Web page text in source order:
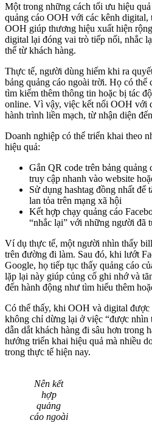
Một trong những cách tối ưu hiệu
quảng cáo OOH với các kênh
OOH giúp thương hiệu xuất hiện
digital lại đóng vai trò tiếp nối, nhắc
thể từ khách hàng.
Thực tế, người dùng hiếm khi ra
bảng quảng cáo ngoài trời. Họ có thể
tìm kiếm thêm thông tin hoặc bị tác
online. Vì vậy, việc kết nối OOH với
hành trình liền mạch, từ nhận diện
Doanh nghiệp có thể triển khai theo
hiệu quả:
Gắn QR code trên bảng quảng
truy cập nhanh vào website
Sử dụng hashtag đồng nhất để
lan tỏa trên mạng xã hội
Kết hợp chạy quảng cáo
“nhắc lại” với những người đã
Ví dụ thực tế, một người nhìn thấy
trên đường đi làm. Sau đó, khi lướt
Google, họ tiếp tục thấy quảng cáo
lặp lại này giúp củng cố ghi nhớ và
đến hành động như tìm hiểu thêm
Có thể thấy, khi OOH và digital được
không chỉ dừng lại ở việc “được nhìn
dẫn dắt khách hàng đi sâu hơn trong
hướng triển khai hiệu quả mà nhiều
trong thực tế hiện nay.
Nên kết
hợp
quảng
cáo ngoài